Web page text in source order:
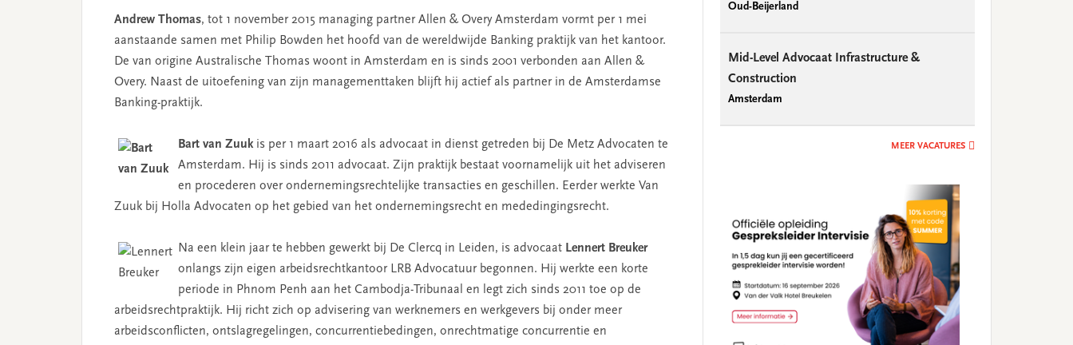
Andrew Thomas, tot 1 november 2015 managing partner Allen & Overy Amsterdam vormt per 1 mei
aanstaande samen met Philip Bowden het hoofd van de wereldwijde Banking praktijk van het kantoor.
De van origine Australische Thomas woont in Amsterdam en is sinds 2001 verbonden aan Allen &
Overy. Naast de uitoefening van zijn managementtaken blijft hij actief als partner in de Amsterdamse
Banking-praktijk.
Bart van Zuukis per 1 maart 2016 als advocaat in dienst getreden bij De Metz Advocaten te
Amsterdam. Hij is sinds 2011 advocaat. Zijn praktijk bestaat voornamelijk uit het adviseren
en procederen over ondernemingsrechtelijke transacties en geschillen. Eerder werkte Van
Zuuk bij Holla Advocaten op het gebied van het ondernemingsrecht en mededingingsrecht.
Na een klein jaar te hebben gewerkt bij De Clercq in Leiden, is advocaat Lennert Breuker
onlangs zijn eigen arbeidsrechtkantoor LRB Advocatuur begonnen. Hij werkte een korte
periode in Phnom Penh aan het Cambodja-Tribunaal en legt zich sinds 2011 toe op de
arbeidsrechtpraktijk. Hij richt zich op advisering van werknemers en werkgevers bij onder meer
arbeidsconflicten, ontslagregelingen, concurrentiebedingen, onrechtmatige concurrentie en
Oud-Beijerland
Mid-Level Advocaat Infrastructure &
Construction
Amsterdam
MEER VACATURES